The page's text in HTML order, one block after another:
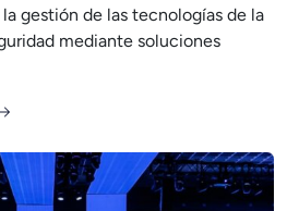
gestión de las tecnologías de la
mediante soluciones